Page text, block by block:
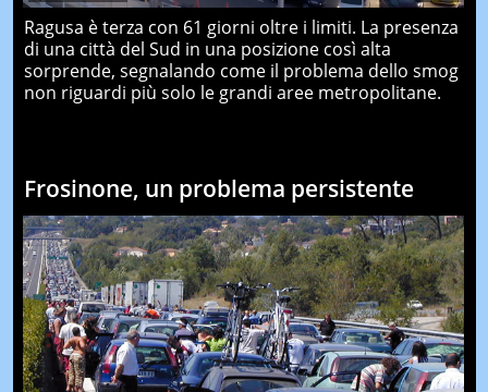
Ragusa è terza con 61 giorni oltre i limiti. La presenza
di una città del Sud in una posizione così alta
sorprende, segnalando come il problema dello smog
non riguardi più solo le grandi aree metropolitane.
Frosinone, un problema persistente